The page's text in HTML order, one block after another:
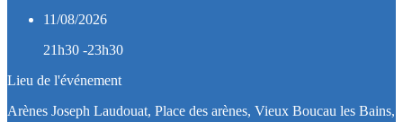
11/08/2026
21h30 -23h30
Lieu de l'événement
Arènes Joseph Laudouat, Place des arènes, Vieux Boucau les Bains,